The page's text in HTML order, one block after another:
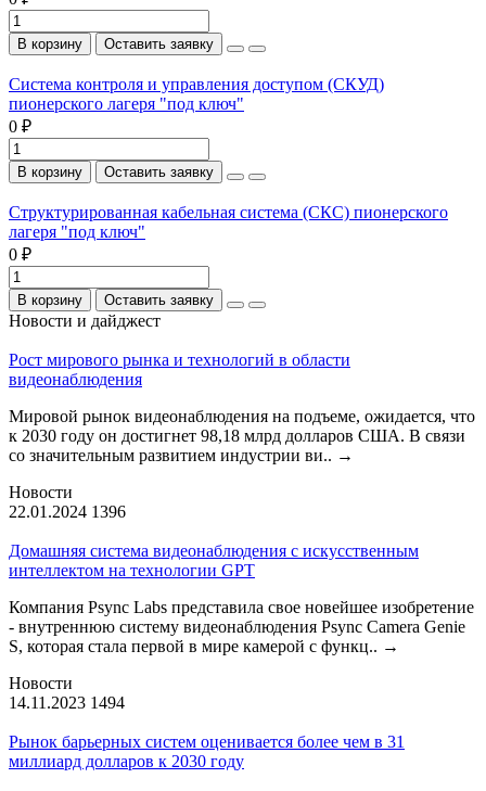
В корзину Оставить заявку
Система контроля и управления доступом (СКУД)
пионерского лагеря "под ключ"
0 ₽
В корзину Оставить заявку
Структурированная кабельная система (СКС) пионерского
лагеря "под ключ"
0 ₽
В корзину Оставить заявку
Новости и дайджест
Рост мирового рынка и технологий в области
видеонаблюдения
Мировой рынок видеонаблюдения на подъеме, ожидается, что
к 2030 году он достигнет 98,18 млрд долларов США. В связи
со значительным развитием индустрии ви.. →
Новости
22.01.2024 1396
Домашняя система видеонаблюдения с искусственным
интеллектом на технологии GPT
Компания Psync Labs представила свое новейшее изобретение
- внутреннюю систему видеонаблюдения Psync Camera Genie
S, которая стала первой в мире камерой с функц.. →
Новости
14.11.2023 1494
Рынок барьерных систем оценивается более чем в 31
миллиард долларов к 2030 году